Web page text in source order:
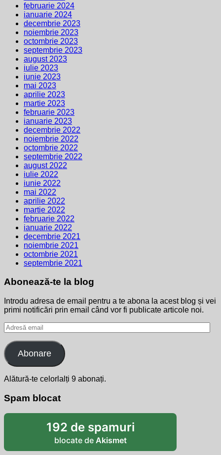
februarie 2024
ianuarie 2024
decembrie 2023
noiembrie 2023
octombrie 2023
septembrie 2023
august 2023
iulie 2023
iunie 2023
mai 2023
aprilie 2023
martie 2023
februarie 2023
ianuarie 2023
decembrie 2022
noiembrie 2022
octombrie 2022
septembrie 2022
august 2022
iulie 2022
iunie 2022
mai 2022
aprilie 2022
martie 2022
februarie 2022
ianuarie 2022
decembrie 2021
noiembrie 2021
octombrie 2021
septembrie 2021
Abonează-te la blog
Introdu adresa de email pentru a te abona la acest blog și vei
primi notificări prin email când vor fi publicate articole noi.
Adresă
email
Abonare
Alătură-te celorlalți 9 abonați.
Spam blocat
192 de spamuri
blocate de Akismet